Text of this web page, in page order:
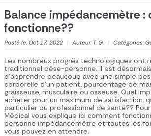
Balance impédancemètre :
fonctionne??
Posté le:Oct 17, 2022 | Auteur: T. G. | Catégories:
Les nombreux progrès technologiques ont
traditionnel pèse-personne. Il est
d’apprendre beaucoup avec une simple
corporelle d’un patient, pourcentage de
graisseuse, musculaire ou osseuse. Quel
acheter pour un maximum de satisfaction,
particulier ou professionnel de santé?? Pour
Médical vous explique ici comment
personne impédancemètre et toutes les
vous pouvez en attendre.